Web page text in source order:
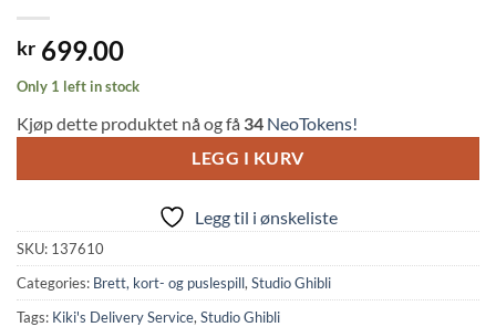
kr 699.00
Only 1 left in stock
Kjøp dette produktet nå og få 34 NeoTokens!
LEGG I KURV
Legg til i ønskeliste
SKU: 137610
Categories: Brett, kort- og puslespill, Studio Ghibli
Tags: Kiki's Delivery Service, Studio Ghibli